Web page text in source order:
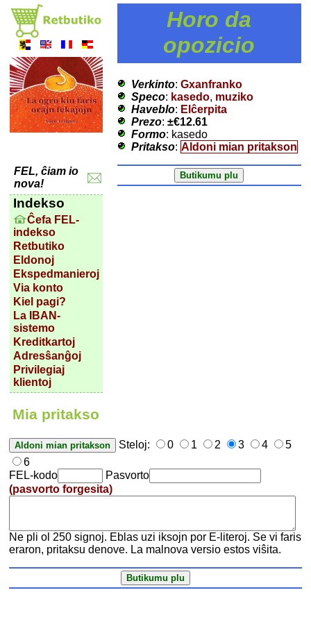
FEL, ĉiam io
nova!
Indekso
Ĉefa FEL-
indekso
Retbutiko
Eldonoj
Ekspedmanieroj
Via konto
Kiel pagi?
La IBAN-
sistemo
Kreditkartoj
Adresŝanĝoj
Privilegiaj
klientoj
Horo da
opozicio
Verkinto: Gxanfranko
Speco: kasedo, muziko
Haveblo: Elĉerpita
Prezo: ±€12.61
Formo: kasedo
Pritakso: Aldoni mian pritakson
Mia pritakso
Steloj: 0 1 2 3 4
5
6
FEL-kodo
Pasvorto
(pasvorto forgesita)
Ne pli ol 250 signoj. Eblas uzi iksojn por E-literoj. Se vi faris
eraron, pritaksu denove. La malnova versio estos viŝita.